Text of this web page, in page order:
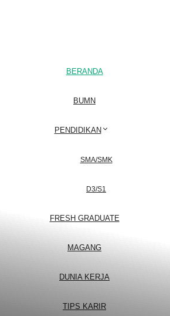
BERANDA
BUMN
PENDIDIKAN
SMA/SMK
D3/S1
FRESH GRADUATE
MAGANG
DUNIA KERJA
TIPS KARIR